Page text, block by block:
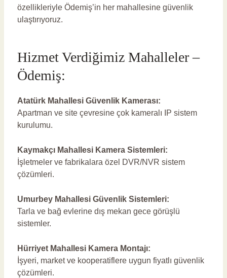
özellikleriyle Ödemiş’in her mahallesine güvenlik
ulaştırıyoruz.
Hizmet Verdiğimiz Mahalleler –
Ödemiş:
Atatürk Mahallesi Güvenlik Kamerası:
Apartman ve site çevresine çok kameralı IP sistem
kurulumu.
Kaymakçı Mahallesi Kamera Sistemleri:
İşletmeler ve fabrikalara özel DVR/NVR sistem
çözümleri.
Umurbey Mahallesi Güvenlik Sistemleri:
Tarla ve bağ evlerine dış mekan gece görüşlü
sistemler.
Hürriyet Mahallesi Kamera Montajı:
İşyeri, market ve kooperatiflere uygun fiyatlı güvenlik
çözümleri.